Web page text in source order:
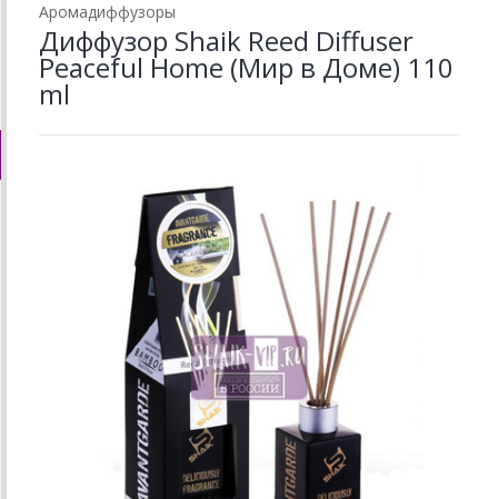
Аромадиффузоры
Диффузор Shaik Reed Diffuser
Peaceful Home (Мир в Доме) 110
ml